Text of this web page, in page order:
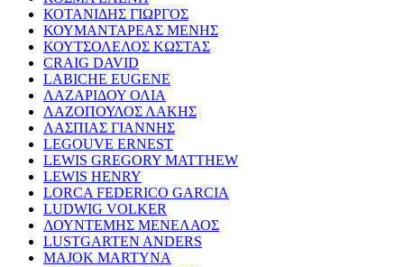
ΚΟΤΑΝΙΔΗΣ ΓΙΩΡΓΟΣ
ΚΟΥΜΑΝΤΑΡΕΑΣ ΜΕΝΗΣ
ΚΟΥΤΣΟΛΕΛΟΣ ΚΩΣΤΑΣ
CRAIG DAVID
LABICHE EUGENE
ΛΑΖΑΡΙΔΟΥ ΟΛΙΑ
ΛΑΖΟΠΟΥΛΟΣ ΛΑΚΗΣ
ΛΑΣΠΙΑΣ ΓΙΑΝΝΗΣ
LEGOUVE ERNEST
LEWIS GREGORY MATTHEW
LEWIS HENRY
LORCA FEDERICO GARCIA
LUDWIG VOLKER
ΛΟΥΝΤΕΜΗΣ ΜΕΝΕΛΑΟΣ
LUSTGARTEN ANDERS
MAJOK MARTYNA